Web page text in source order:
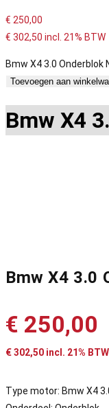
€ 250,00
€ 302,50 incl. 21% BTW
Bmw X4 3.0 Onderblok
Toevoegen aan
Bmw X4
Bmw X4 3.0
€ 250,00
€302,50 incl. 21% BTW
Type motor: Bmw X4